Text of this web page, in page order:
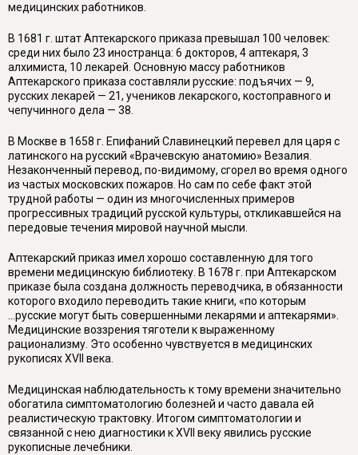
медицинских работников.
В 1681 г. штат Аптекарского приказа превышал 100 человек:
среди них было 23 иностранца: 6 докторов, 4 аптекаря, 3
алхимиста, 10 лекарей. Основную массу работников
Аптекарского приказа составляли русские: подъячих — 9,
русских лекарей — 21, учеников лекарского, костоправного и
чепучинного дела — 38.
В Москве в 1658 г. Епифаний Славинецкий перевел для царя с
латинского на русский «Врачевскую анатомию» Везалия.
Незаконченный перевод, по-видимому, сгорел во время одного
из частых московских пожаров. Но сам по себе факт этой
трудной работы — один из многочисленных примеров
прогрессивных традиций русской культуры, откликавшейся на
передовые течения мировой научной мысли.
Аптекарский приказ имел хорошо составленную для того
времени медицинскую библиотеку. В 1678 г. при Аптекарском
приказе была создана должность переводчика, в обязанности
которого входило переводить такие книги, «по которым
...русские могут быть совершенными лекарями и аптекарями».
Медицинские воззрения тяготели к выраженному
рационализму. Это особенно чувствуется в медицинских
рукописях XVII века.
Медицинская наблюдательность к тому времени значительно
обогатила симптоматологию болезней и часто давала ей
реалистическую трактовку. Итогом симптоматологии и
связанной с нею диагностики к XVII веку явились русские
рукописные лечебники.